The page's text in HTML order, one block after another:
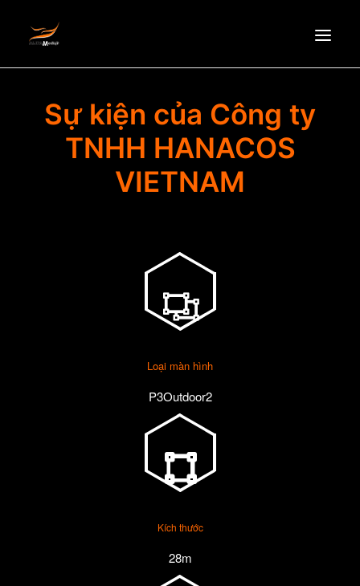
HOMEPAGE
ABOUT US
Sự kiện của Công ty
TNHH HANACOS
VIETNAM
Loại màn hình
P3Outdoor2
Kích thước
28m